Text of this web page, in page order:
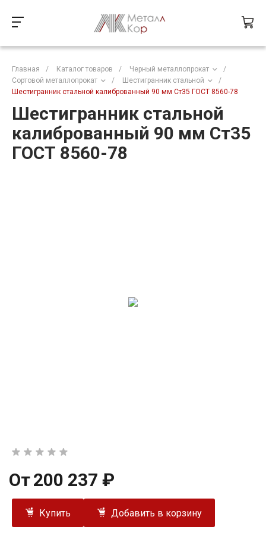
Главная / Каталог товаров / Черный металлопрокат
/
Сортовой металлопрокат
/ Шестигранник стальной
/
Шестигранник стальной калиброванный 90 мм Ст35 ГОСТ 8560-78
Шестигранник стальной
калиброванный 90 мм Ст35
ГОСТ 8560-78
От200 237 ₽
Купить Добавить в корзину